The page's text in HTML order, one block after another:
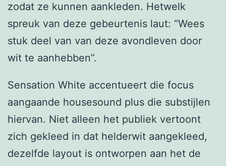
zodat ze kunnen aankleden. Hetwelk
spreuk van deze gebeurtenis laut: “Wees
stuk deel van van deze avondleven door
wit te aanhebben”.
Sensation White accentueert die focus
aangaande housesound plus die substijlen
hiervan. Niet alleen het publiek vertoont
zich gekleed in dat helderwit aangekleed,
dezelfde layout is ontworpen aan het de